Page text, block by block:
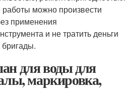
можно произвести
применения
и не тратить деньги
бригады.
для воды для
маркировка,